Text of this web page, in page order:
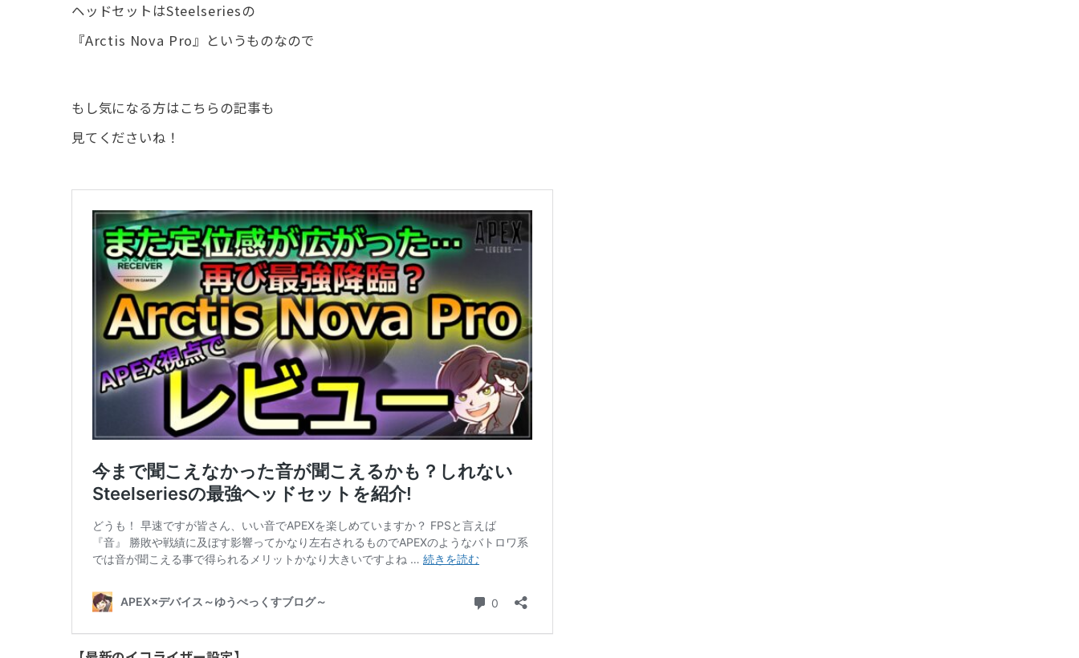
ヘッドセットはSteelseriesの
『Arctis Nova Pro』というものなので
もし気になる方はこちらの記事も
見てくださいね！